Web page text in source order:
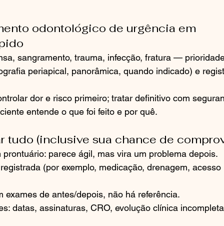
odontológico de urgência em
sangramento, trauma, infecção, fratura —
periapical, panorâmica, quando indicado) e
dor e risco primeiro; tratar definitivo com
entende o que foi feito e por quê.
tudo (inclusive sua chance de
prontuário: parece ágil, mas vira um problema depois.
(por exemplo, medicação, drenagem, acesso
exames de antes/depois, não há referência.
datas, assinaturas, CRO, evolução clínica